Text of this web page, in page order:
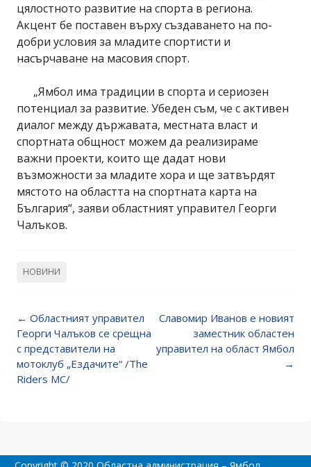
цялостното развитие на спорта в региона.
Акцент бе поставен върху създаването на по-
добри условия за младите спортисти и
насърчаване на масовия спорт.
„Ямбол има традиции в спорта и сериозен
потенциал за развитие. Убеден съм, че с активен
диалог между държавата, местната власт и
спортната общност можем да реализираме
важни проекти, които ще дадат нови
възможности за младите хора и ще затвърдят
мястото на областта на спортната карта на
България“, заяви областният управител Георги
Чалъков.
НОВИНИ
Post
navigation
← Областният управител
Георги Чалъков се срещна
с представители на
мотоклуб „Ездачите“ /The
Riders MC/
Славомир Иванов е новият
заместник областен
управител на област Ямбол
→